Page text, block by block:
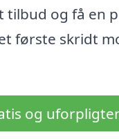
tilbud og få en
første skridt
og